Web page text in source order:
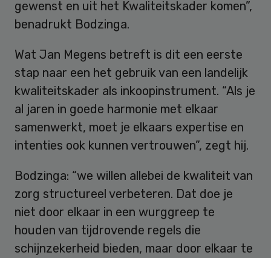
gewenst en uit het Kwaliteitskader komen”,
benadrukt Bodzinga.
Wat Jan Megens betreft is dit een eerste
stap naar een het gebruik van een landelijk
kwaliteitskader als inkoopinstrument. “Als je
al jaren in goede harmonie met elkaar
samenwerkt, moet je elkaars expertise en
intenties ook kunnen vertrouwen”, zegt hij.
Bodzinga: “we willen allebei de kwaliteit van
zorg structureel verbeteren. Dat doe je
niet door elkaar in een wurggreep te
houden van tijdrovende regels die
schijnzekerheid bieden, maar door elkaar te